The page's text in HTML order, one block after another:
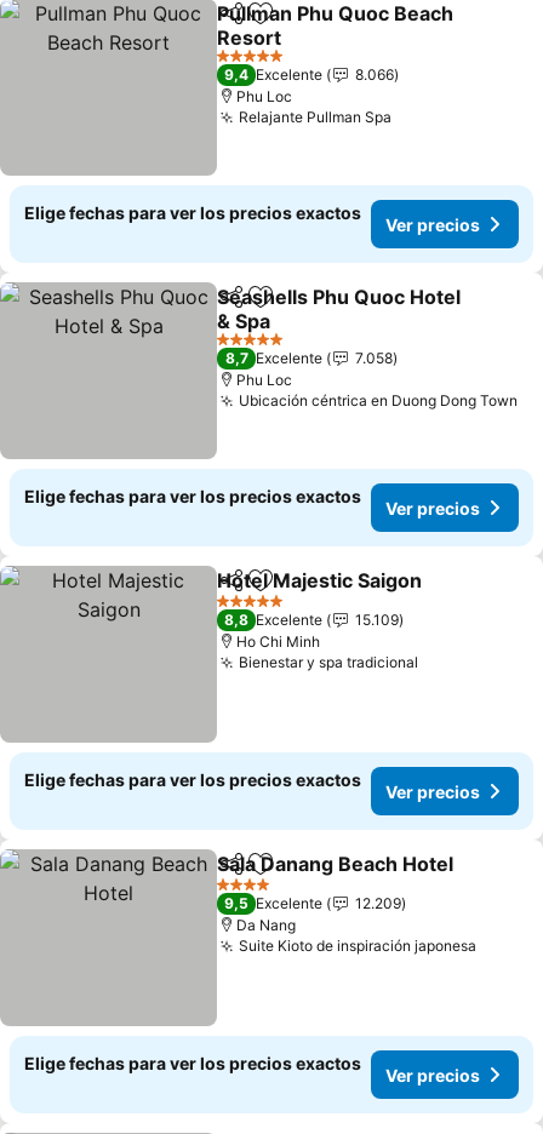
CompartirAgregar a favoritos
Pullman Phu Quoc Beach
Resort
Ver precios
5 Estrellas
9,4 Excelente
8.066
Phu Loc
Relajante Pullman Spa
Elige fechas para ver los precios exactos
Ver precios
CompartirAgregar a favoritos
Seashells Phu Quoc Hotel
& Spa
Ver precios
5 Estrellas
8,7 Excelente
7.058
Phu Loc
Ubicación céntrica en Duong Dong Town
Elige fechas para ver los precios exactos
Ver precios
CompartirAgregar a favoritos
Hotel Majestic Saigon
5 Estrellas
8,8 Excelente
15.109
Ho Chi Minh
Bienestar y spa tradicional
Elige fechas para ver los precios exactos
Ver precios
CompartirAgregar a favoritos
Sala Danang Beach Hotel
4 Estrellas
9,5 Excelente
12.209
Da Nang
Suite Kioto de inspiración japonesa
Elige fechas para ver los precios exactos
Ver precios